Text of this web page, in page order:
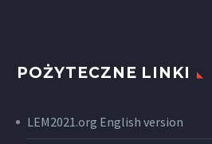
POŻYTECZNE LINKI
LEM2021.org English version